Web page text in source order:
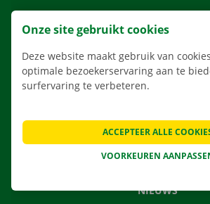
ONZE DIENSTEN
LOCATIES
APP
VERHUISOPLOSSINGEN
CONTACTEER ONS
NIEUWS
Onze site gebruikt cookies
Deze website maakt gebruik van
optimale bezoekerservaring aan te
surfervaring te verbeteren.
VOORKEUREN
ACCEPTEER ALLE